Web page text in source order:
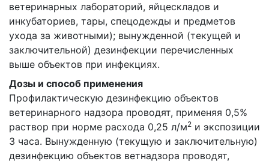
ветеринарных лабораторий, яйцескладов и
инкубаториев, тары, спецодежды и предметов
ухода за животными); вынужденной (текущей и
заключительной) дезинфекции перечисленных
выше объектов при инфекциях.
Дозы и способ применения
Профилактическую дезинфекцию объектов
ветеринарного надзора проводят, применяя 0,5%
раствор при норме расхода 0,25 л/м2 и экспозиции
3 часа. Вынужденную (текущую и заключительную)
дезинфекцию объектов ветнадзора проводят,